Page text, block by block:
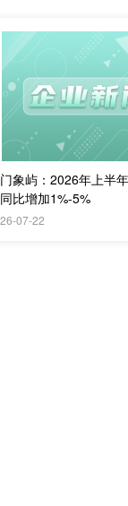
象屿：2026年上半
比增加1%-5%
07-22